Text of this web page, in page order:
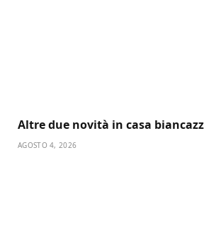
Altre due novità in casa
AGOSTO 4, 2026